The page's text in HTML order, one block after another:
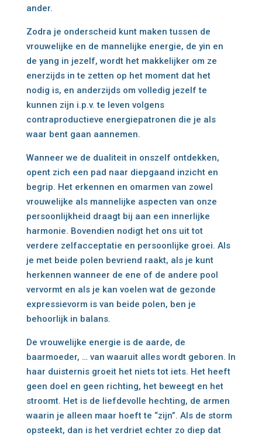
ander.
Zodra je onderscheid kunt maken tussen de
vrouwelijke en de mannelijke energie, de yin en
de yang in jezelf, wordt het makkelijker om ze
enerzijds in te zetten op het moment dat het
nodig is, en anderzijds om volledig jezelf te
kunnen zijn i.p.v. te leven volgens
contraproductieve energiepatronen die je als
waar bent gaan aannemen.
Wanneer we de dualiteit in onszelf ontdekken,
opent zich een pad naar diepgaand inzicht en
begrip. Het erkennen en omarmen van zowel
vrouwelijke als mannelijke aspecten van onze
persoonlijkheid draagt bij aan een innerlijke
harmonie. Bovendien nodigt het ons uit tot
verdere zelfacceptatie en persoonlijke groei. Als
je met beide polen bevriend raakt, als je kunt
herkennen wanneer de ene of de andere pool
vervormt en als je kan voelen wat de gezonde
expressievorm is van beide polen, ben je
behoorlijk in balans.
De vrouwelijke energie is de aarde, de
baarmoeder, … van waaruit alles wordt geboren. In
haar duisternis groeit het niets tot iets. Het heeft
geen doel en geen richting, het beweegt en het
stroomt. Het is de liefdevolle hechting, de armen
waarin je alleen maar hoeft te “zijn”. Als de storm
opsteekt, dan is het verdriet echter zo diep dat